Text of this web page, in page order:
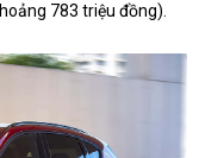
783 triệu đồng).